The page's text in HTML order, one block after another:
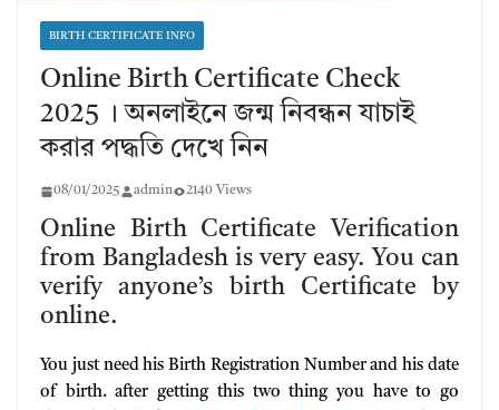
BIRTH CERTIFICATE INFO
Online Birth Certificate Check
2025 । অনলাইনে জন্ম নিবন্ধন যাচাই
করার পদ্ধতি দেখে নিন
08/01/2025 admin 2140 Views
Online Birth Certificate Verification
from Bangladesh is very easy. You can
verify anyone’s birth Certificate by
online.
You just need his Birth Registration Number and his date
of birth. after getting this two thing you have to go